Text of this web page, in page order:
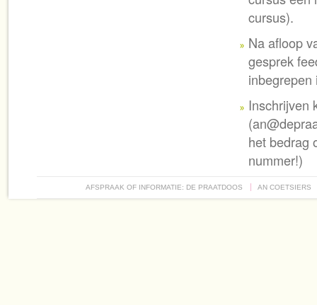
cursus).
Na afloop
gesprek
Inschrijven
het bedrag
nummer!)
AFSPRAAK OF INFORMATIE: DE PRAATDOOS AN COETSIERS